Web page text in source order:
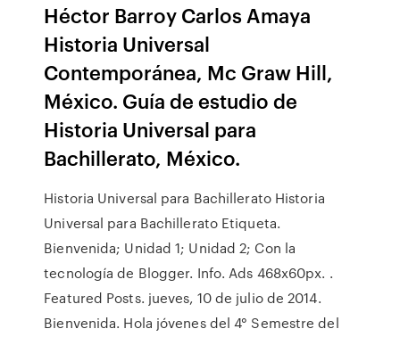
Héctor Barroy Carlos Amaya
Historia Universal
Contemporánea, Mc Graw Hill,
México. Guía de estudio de
Historia Universal para
Bachillerato, México.
Historia Universal para Bachillerato Historia
Universal para Bachillerato Etiqueta.
Bienvenida; Unidad 1; Unidad 2; Con la
tecnología de Blogger. Info. Ads 468x60px. .
Featured Posts. jueves, 10 de julio de 2014.
Bienvenida. Hola jóvenes del 4° Semestre del